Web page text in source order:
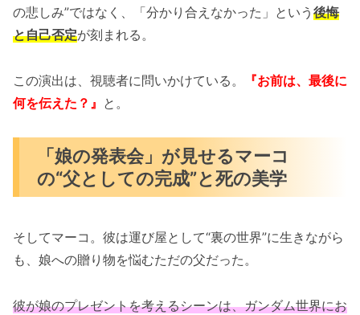
の悲しみ”ではなく、「分かり合えなかった」という 後悔
と自己否定が刻まれる。
この演出は、視聴者に問いかけている。
『お前は、最後に
何を伝えた？』 と。
「娘の発表会」が見せるマーコ
の“父としての完成”と死の美学
そしてマーコ。彼は運び屋として“裏の世界”に生きながら
も、娘への贈り物を悩むただの父だった。
彼が娘のプレゼントを考えるシーンは、ガンダム世界にお